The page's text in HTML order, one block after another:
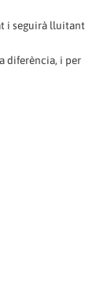
i seguirà lluitant
diferència, i per